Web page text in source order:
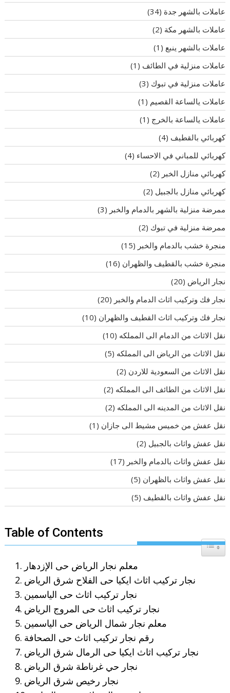
عاملات بالشهر جدة (34)
عاملات بالشهر مكة (2)
عاملات بالشهر ينبع (1)
عاملات منزلية في الطائف (1)
عاملات منزلية في تبوك (3)
عاملات يالساعة القصيم (1)
عاملات يالساعة بالخرج (1)
كهربائي بالقطيف (4)
كهربائي للمباني في الاحساء (4)
كهربائي منازل الخبر (2)
كهربائي منازل بالجبيل (2)
ممرضة منزلية بالشهر بالدمام والخبر (3)
ممرضة منزلية في تبوك (2)
منجرة خشب بالدمام والخبر (15)
منجرة خشب بالقطيف والظهران (16)
نجار الرياض (20)
نجار فك وتركيب اثاث الدمام والخبر (20)
نجار فك وتركيب اثاث القطيف والظهران (10)
نقل الاثاث من الدمام الى المملكه (10)
نقل الاثاث من الرياض الى المملكه (5)
نقل الاثاث من السعودية للاردن (2)
نقل الاثاث من الطائف الى المملكه (2)
نقل الاثاث من المدينه الى المملكه (2)
نقل عفش من خميس مشيط الى جازان (1)
نقل عفش واثاث بالجبيل (2)
نقل عفش واثاث بالدمام والخبر (17)
نقل عفش واثاث بالظهران (5)
نقل عفش واثاث بالقطيف (5)
Table of Contents
Toggle
معلم نجار الرياض حى الإزدهار
نجار تركيب اثاث ايكيا حى الفلاح شرق الرياض
نجار تركيب اثاث حى الياسمين
نجار تركيب اثاث حى المروج الرياض
معلم نجار شمال الرياض حى الياسمين
رقم نجار تركيب اثاث حى الصحافة
نجار تركيب اثاث ايكيا حى الرمال شرق الرياض
نجار حي غرناطة شرق الرياض
نجار رخيص شرق الرياض